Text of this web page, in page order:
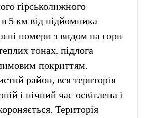
гірськолижного
5 км від підйомника
номери з видом на гори
тонах, підлога
покриттям.
район, вся територія
і нічний час освітлена і
Територія